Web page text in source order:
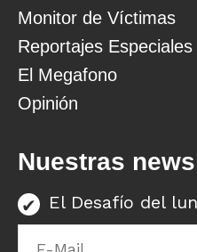
Monitor de Víctimas
Reportajes Especiales
El Megafono
Opinión
Nuestras
El Desafío del